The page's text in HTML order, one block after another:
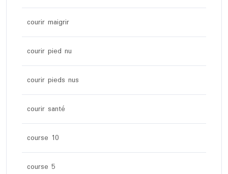
courir maigrir
courir pied nu
courir pieds nus
courir santé
course 10
course 5